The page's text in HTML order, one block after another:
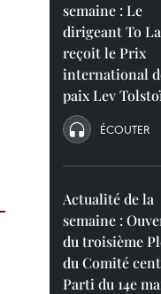
semaine : Le
dirigeant To
reçoit le Prix
international
paix Lev
ÉCOUTER
Actualité de la
semaine :
du troisième
du Comité
Parti du 14e